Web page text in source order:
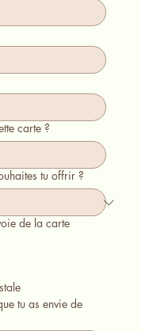
carte ?
tu offrir ?
de la carte
tu as envie de